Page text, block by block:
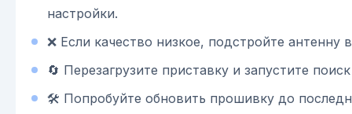
настройки.
❌ Если качество низкое, подстройте антенну
🔄 Перезагрузите приставку и запустите
🛠 Попробуйте обновить прошивку до